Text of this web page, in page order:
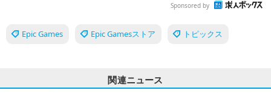
Sponsored by
Epic Games Epic Gamesストア トピックス
関連ニュース